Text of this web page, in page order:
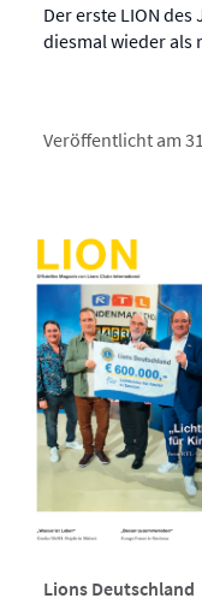
Der erste LION
diesmal wieder als
Veröffentlicht am
Lions Deutschland